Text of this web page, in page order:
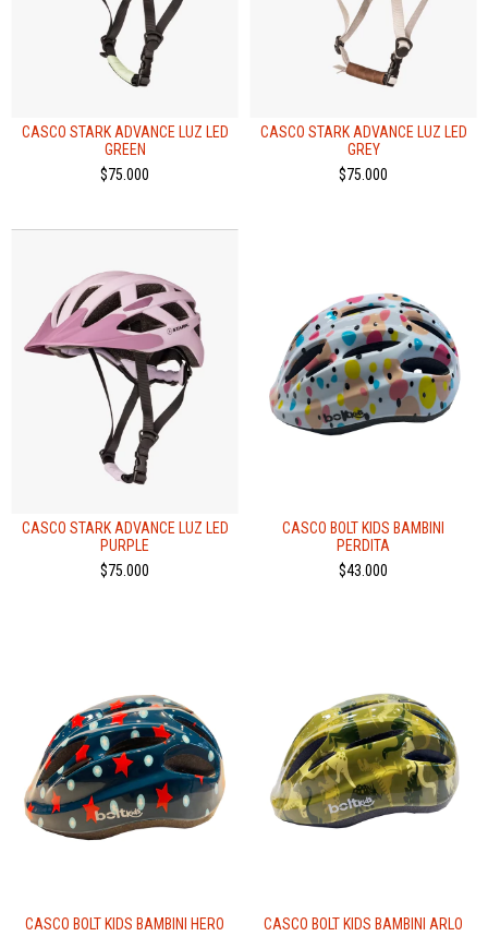
CASCO STARK ADVANCE LUZ LED
GREEN
$75.000
CASCO STARK ADVANCE LUZ LED
GREY
$75.000
CASCO STARK ADVANCE LUZ LED
PURPLE
$75.000
CASCO BOLT KIDS BAMBINI
PERDITA
$43.000
CASCO BOLT KIDS BAMBINI HERO
CASCO BOLT KIDS BAMBINI ARLO